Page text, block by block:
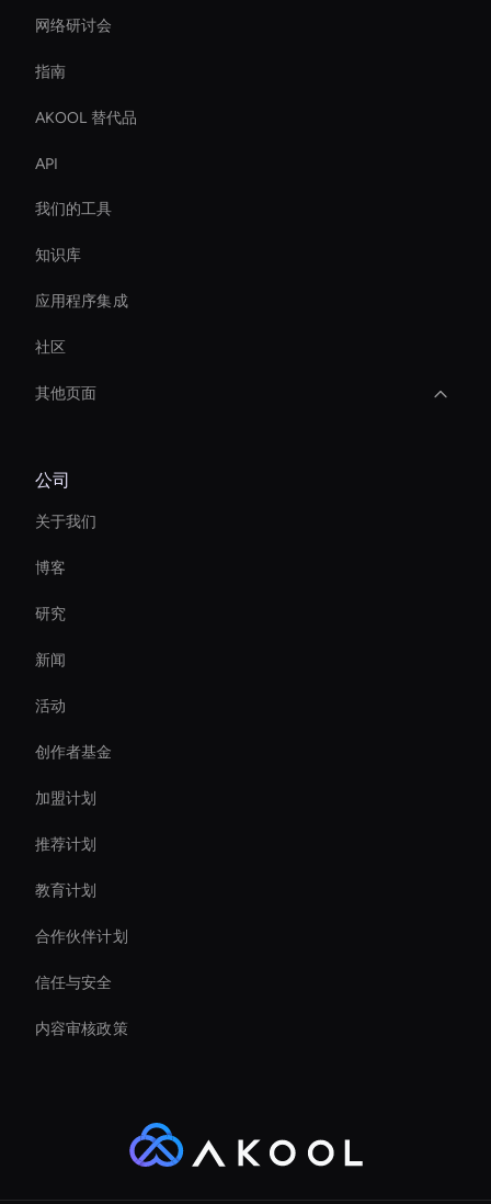
网络研讨会
指南
AKOOL 替代品
API
我们的工具
知识库
应用程序集成
社区
其他页面
AI 视频长宽比
conversational ai avatar
AI 视频稳定器工具
AI 视频转录工具
Real-Time Ai Video
Virtual Assistant For Business
Live Ai Avatar
公司
关于我们
博客
研究
新闻
活动
创作者基金
加盟计划
推荐计划
教育计划
合作伙伴计划
信任与安全
内容审核政策